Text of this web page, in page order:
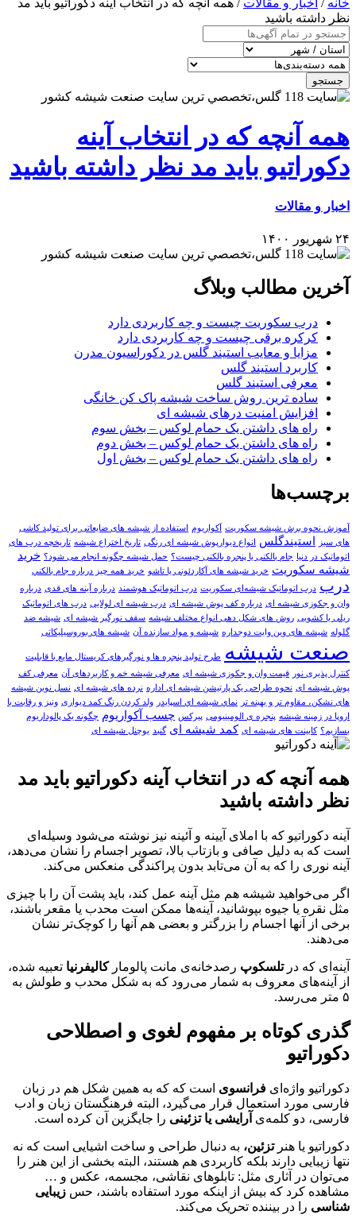
خانه / اخبار و مقالات / همه آنچه که در انتخاب آینه دکوراتیو باید مد
نظر داشته باشید
جستجو
همه آنچه که در انتخاب آینه
دکوراتیو باید مد نظر داشته باشید
اخبار و مقالات
۲۴ شهریور ۱۴۰۰
آخرین مطالب وبلاگ
درب سکوریت چیست و چه کاربردی دارد
کرکره برقی چیست و چه کاربردی دارد
مزایا و معایب استیند گلس در دکوراسیون مدرن
کاربرد استیند گلس
معرفی استیند گلس
ساده ترین روش ساخت شیشه پاک کن خانگی
افزایش امنیت درهای شیشه ای
راه های داشتن یک حمام لوکس – بخش سوم
راه های داشتن یک حمام لوکس – بخش دوم
راه های داشتن یک حمام لوکس – بخش اول
برچسب‌ها
آموزش نحوه برش شیشه سکوریت آکواریوم
استفاده از شیشه های ضایعاتی برای تولید کاشی
های سبز
استیندگلس انواع دیوارپوش شیشه ای رنگی تاریخ اختراع شیشه تاریخچه درب های
اتوماتیک در دنیا
جام بالکنی یا پنجره بالکنی چیست؟ حمل شیشه چگونه انجام می شود؟ خرید
شیشه سکوریت خرید شیشه های آکاردئونی یا تاشو خرید همه چيز درباره جام بالکني
درب درب اتوماتیک شیشه‌ای سکوریت درب اتوماتیک هوشمند درباره آینه های قدی درباره
وان و جکوزی شیشه ای درباره کف پوش شیشه ای درب شیشه ای لولایی درب های اتوماتیک
ریلی یا کشویی روش های شکل دهی انواع مختلف شیشه سقف نورگیر شیشه ای شیشه ضد
گلوله شیشه های وین وایت دوجداره شیشه و مواد سازنده آن شیشه‌ های بوروسیلیکاتی
صنعت شیشه
طرح تولید پنجره ها و نورگیرهای کریستال مایع با قابلیت
کنترل پذیری نور
قیمت وان و جکوزی شیشه ای معرفی شیشه خم و کاربردهای آن معرفی کف
پوش شیشه ای نحوه طراحی یک پارتیشن شیشه ای اداره نرده های شیشه ای نسل نوین شیشه
های نشکن، مقاوم تر و بهینه تر
نماي شيشه اي اسپايدر ولد کردن رنگ کمد دیواری ونیز و رقابت با
اروپا در زمینه شیشه پنجره ی الومینیومی پیرکس چسب آکواریوم چگونه یک پالوداریوم
بسازیم؟ کابینت های شیشه ای کمد شیشه ای گنبد یوچنل شیشه‌ ای
همه آنچه که در انتخاب آینه دکوراتیو باید مد
نظر داشته باشید
آینه دکوراتیو که با املای آیینه و آئینه نیز نوشته می‌شود وسیله‌ای
است که به دلیل صافی و بازتاب بالا، تصویر اجسام را نشان می‌دهد،
آینه نوری را که به آن می‌تابد بدون پراکندگی منعکس می‌کند.
اگر می‌خواهید شیشه هم مثل آینه عمل کند، باید پشت آن را با چیزی
مثل نقره یا جیوه بپوشانید، آینه‌ها ممکن است محدب یا مقعر باشند،
برخی از آنها اجسام را بزرگتر و بعضی هم آنها را کوچک‌تر نشان
می‌دهند.
آینه‌ای که درتلسکوپ رصدخانه‌ی مانت پالومارکالیفرنیا تعبیه شده،
از آینه‌های معروف به شمار می‌رود که به شکل محدب و طولش به
۵ متر می‌رسد
.
گذری کوتاه بر مفهوم لغوی و اصطلاحی
دکوراتیو
دکوراتیو واژه‌ای فرانسوی است که که به همین شکل هم در زبان
فارسی مورد استعمال قرار می‌گیرد، البته فرهنگستان زبان و ادب
فارسی، دو کلمه‌ی آرایشی یا تزئینی را جایگزین آن کرده است.
دکوراتیو یا هنرتزئین، به دنبال طراحی و ساخت اشیایی است که نه
نتها زیبایی دارند بلکه کاربردی هم هستند، البته بخشی از این هنر را
می‌توان در آثاری مثل: تابلوهای نقاشی، مجسمه، عکس و …
مشاهده کرد که بیش از اینکه مورد استفاده باشند، حس زیبایی
شناسی را در بیننده تحریک می‌کند.